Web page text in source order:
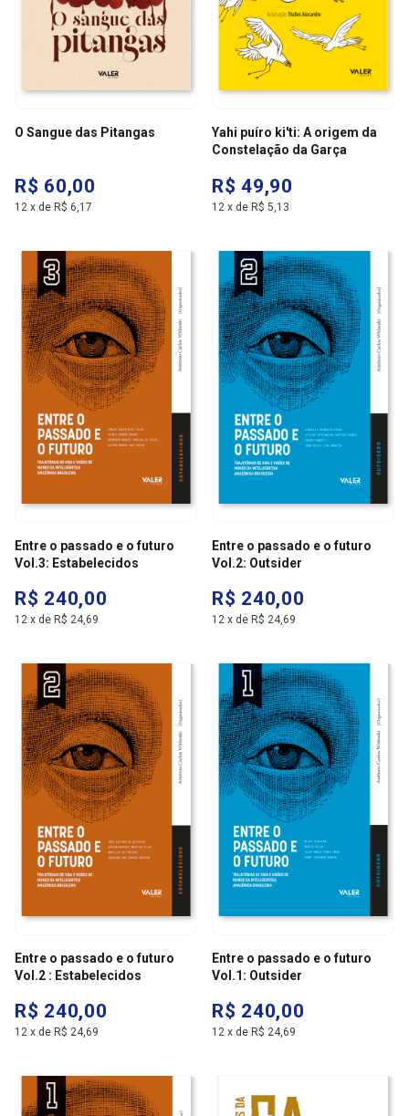
O Sangue das Pitangas
R$ 60,00
12 x de R$ 6,17
Yahi puíro ki'ti: A origem da
Constelação da Garça
R$ 49,90
12 x de R$ 5,13
Entre o passado e o futuro
Vol.3: Estabelecidos
R$ 240,00
12 x de R$ 24,69
Entre o passado e o futuro
Vol.2: Outsider
R$ 240,00
12 x de R$ 24,69
Entre o passado e o futuro
Vol.2 : Estabelecidos
R$ 240,00
12 x de R$ 24,69
Entre o passado e o futuro
Vol.1: Outsider
R$ 240,00
12 x de R$ 24,69